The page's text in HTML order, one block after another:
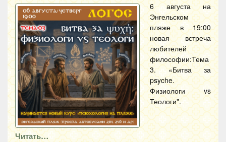
6 августа на
Энгельском
пляже в 19:00
новая встреча
любителей
философии:Тема
3. «Битва за
psyche.
Физиологи vs
Теологи".
Читать…